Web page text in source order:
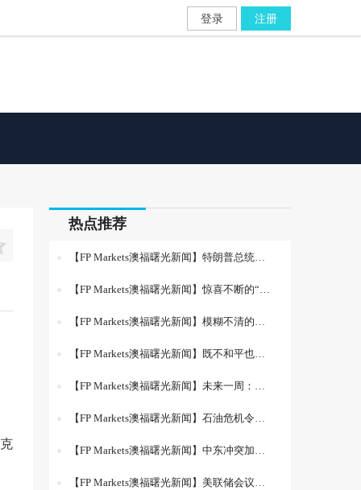
登录 注册
热点推荐
【FP Markets澳福曙光新闻】特朗普总统的讲话加剧了战争风险溢价
【FP Markets澳福曙光新闻】惊喜不断的“墨西哥卷饼”
【FP Markets澳福曙光新闻】模糊不清的措辞和更多延期的截止日期
【FP Markets澳福曙光新闻】既不和平也不恐慌——“无协议脱欧的艺术”
【FP Markets澳福曙光新闻】未来一周：能源价格冲击下，各国央行按兵不动
【FP Markets澳福曙光新闻】石油危机令各国央行保持高度警惕
【FP Markets澳福曙光新闻】中东冲突加剧；英国央行和欧洲央行严阵以待
【FP Markets澳福曙光新闻】美联储会议成为关注焦点，中东冲突令前景蒙上阴影